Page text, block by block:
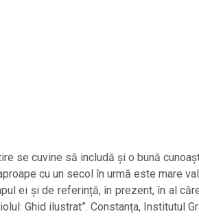
se cuvine să includă și o bună
cu un secol în urmă este mare
ei și de referință, în prezent, în al
Ghid ilustrat”. Constanța, Institutul